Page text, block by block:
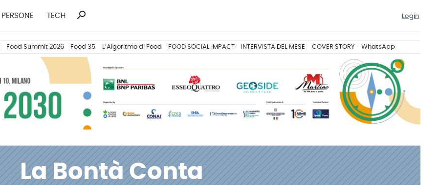
PERSONE TECH
Ricerca
search Login
Food Summit 2026 Food 35 L’Algoritmo di Food FOOD SOCIAL IMPACT INTERVISTA DEL MESE COVER STORY WhatsApp
La Bontà Conta